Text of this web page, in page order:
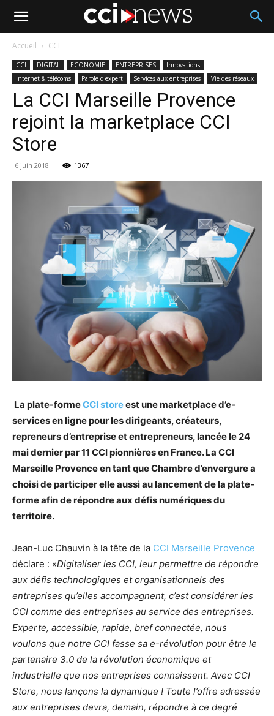
Accueil CCI
CCI DIGITAL ECONOMIE ENTREPRISES
Innovations
Internet & télécoms
Parole d'expert Services aux entreprises Vie des réseaux
La CCI Marseille Provence
rejoint la marketplace CCI
Store
6 juin 2018 1367
La plate-formeCCI storeest une marketplace d’e-
services en ligne pour les dirigeants, créateurs,
repreneurs d’entreprise et entrepreneurs, lancée le 24
mai dernier par 11 CCI pionnières en France. La CCI
Marseille Provence en tant que Chambre d’envergure a
choisi de participer elle aussi au lancement de la plate-
forme afin de répondre aux défis numériques du
territoire.
Jean-Luc Chauvin à la tête de la CCI Marseille Provence
déclare : «Digitaliser les CCI, leur permettre de répondre
aux défis technologiques et organisationnels des
entreprises qu’elles accompagnent, c’est considérer les
CCI comme des entreprises au service des entreprises.
Experte, accessible, rapide, bref connectée, nous
voulons que notre CCI fasse sa e-révolution pour être le
partenaire 3.0 de la révolution économique et
industrielle que nos entreprises connaissent. Avec CCI
Store, nous lançons la dynamique ! Toute l’offre adressée
aux entreprises devra, demain, répondre à ce degré